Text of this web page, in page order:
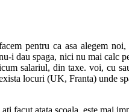
pentru ca asa alegem
i dau spaga, nici nu mai calc
salariul, din taxe. voi, cu
locuri (UK, Franta) unde
facut atata scoala, este mai